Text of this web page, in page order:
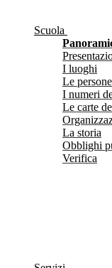
Scuola
I luoghi
Le persone
I numeri
Le carte
La storia
Obblighi
Verifica